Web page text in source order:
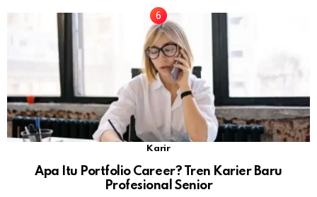
Karir
Apa Itu Portfolio Career? Tren Karier Baru
Profesional Senior